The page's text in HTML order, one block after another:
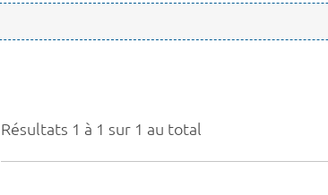
Résultats 1 à 1 sur 1 au total